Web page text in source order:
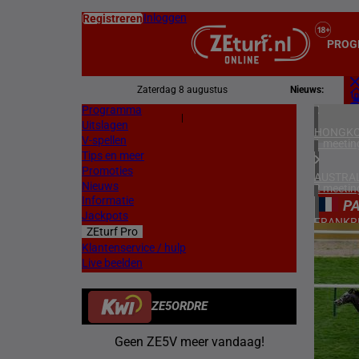
RegistrerenInloggen
Zaterdag 8 augustus Nieuws:
Programma
Uitslagen
V-spellen
Tips en meer
Promoties
Nieuws
Informatie
Jackpots
ZEturf Pro
Klantenservice / hulp
Live beelden
ZE5ORDRE
Geen ZE5V meer vandaag!
1
2
7
1
ZWEDEN
2
8
12/04/